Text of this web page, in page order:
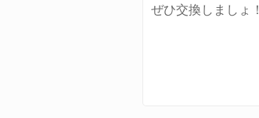
ぜひ交換しましょ！